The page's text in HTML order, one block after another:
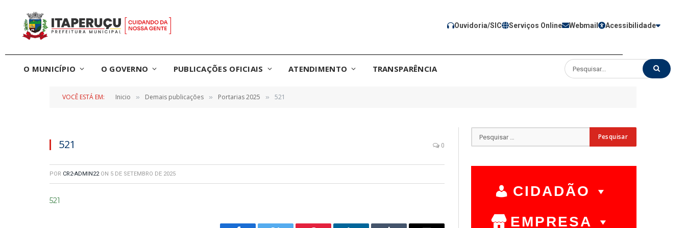
Ouvidoria/SIC Serviços Online Webmail Acessibilidade
O MUNICÍPIO O GOVERNO PUBLICAÇÕES OFICIAIS ATENDIMENTO TRANSPARÊNCIA
VOCÊ ESTÁ EM: Inicio » Demais publicações » Portarias 2025 » 521
521 0
POR CR2-ADMIN22 ON 5 DE SETEMBRO DE 2025
521
CIDADÃO
EMPRESA